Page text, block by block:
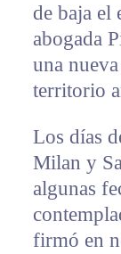
de baja el
abogada
una
territorio
Los días
Milan y
algunas
firmó en